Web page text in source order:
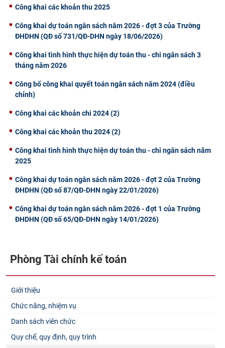
Công khai các khoản thu 2025
Công khai dự toán ngân sách năm 2026 - đợt 3 của Trường
ĐHDHN (QĐ số 731/QĐ-DHN ngày 18/06/2026)
Công khai tình hình thực hiện dự toán thu - chi ngân sách 3
tháng năm 2026
Công bố công khai quyết toán ngân sách năm 2024 (điều
chỉnh)
Công khai các khoản chi 2024 (2)
Công khai các khoản thu 2024 (2)
Công khai tình hình thực hiện dự toán thu - chi ngân sách năm
2025
Công khai dự toán ngân sách năm 2026 - đợt 2 của Trường
ĐHDHN (QĐ số 87/QĐ-DHN ngày 22/01/2026)
Công khai dự toán ngân sách năm 2026 - đợt 1 của Trường
ĐHDHN (QĐ số 65/QĐ-DHN ngày 14/01/2026)
Phòng Tài chính kế toán
Giới thiệu
Chức năng, nhiệm vụ
Danh sách viên chức
Quy chế, quy định, quy trình